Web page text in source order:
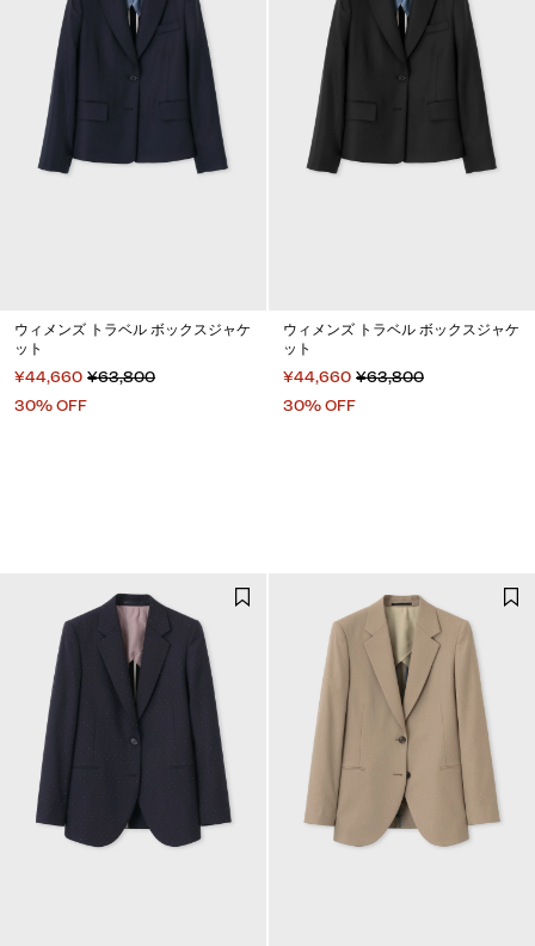
ウィメンズ トラベル ボックスジャケ
ット
¥44,660 ¥63,800
30% OFF
ウィメンズ トラベル ボックスジャケ
ット
¥44,660 ¥63,800
30% OFF